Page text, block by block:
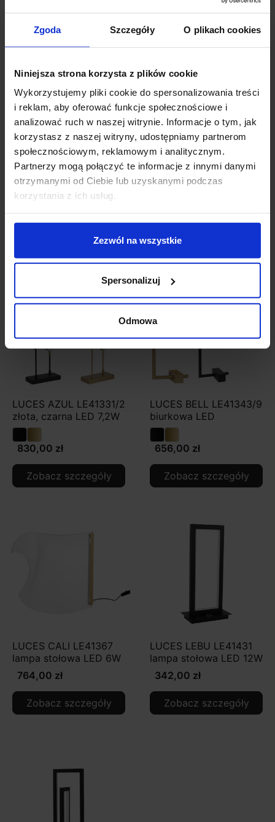
Zgoda Szczegóły O plikach cookies
Niniejsza strona korzysta z plików cookie
Wykorzystujemy pliki cookie do spersonalizowania treści
i reklam, aby oferować funkcje społecznościowe i
analizować ruch w naszej witrynie. Informacje o tym, jak
korzystasz z naszej witryny, udostępniamy partnerom
społecznościowym, reklamowym i analitycznym.
Partnerzy mogą połączyć te informacje z innymi danymi
otrzymanymi od Ciebie lub uzyskanymi podczas
korzystania z ich usług.
Zezwól na wszystkie
Spersonalizuj
Odmowa
szerokość (mm): 400
głębokość (mm): 170
max moc źródła: 7 W
napięcie: 230 V
źródło w zestawie: LED 7 W, 450 lm, 3000K
kolor lampy: czarny
materiał: aluminium/akryl
IP: 20
Szczegóły produktu
LUCES AZUL LE41331/2
złota, czarna LED 7,2W
830,00 zł
Zobacz szczegóły
LUCES BELL LE41343/9
biurkowa LED
656,00 zł
Zobacz szczegóły
LUCES CALI LE41367
lampa stołowa LED 6W
764,00 zł
Zobacz szczegóły
LUCES LEBU LE41431
lampa stołowa LED 12W
342,00 zł
Zobacz szczegóły